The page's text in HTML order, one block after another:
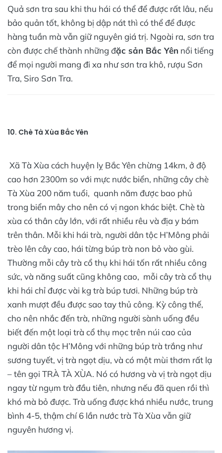
Quả sơn tra sau khi thu hái có thể để được rất lâu, nếu
bảo quản tốt, không bị dập nát thì có thể để được
hàng tuần mà vẫn giữ nguyên giá trị. Ngoài ra, sơn tra
còn được chế thành những đặc sản Bắc Yên nổi tiếng
để mọi người mang đi xa như sơn tra khô, rượu Sơn
Tra, Siro Sơn Tra.
10. Chè Tà Xùa Bắc Yên
Xã Tà Xùa cách huyện lỵ Bắc Yên chừng 14km, ở độ
cao hơn 2300m so với mực nước biển, những cây chè
Tà Xùa 200 năm tuổi, quanh năm được bao phủ
trong biển mây cho nên có vị ngon khác biệt. Chè tà
xùa có thân cây lớn, với rất nhiều rêu và địa y bám
trên thân. Mỗi khi hái trà, người dân tộc H’Mông phải
trèo lên cây cao, hái từng búp trà non bỏ vào gùi.
Thường mỗi cây trà cổ thụ khi hái tốn rất nhiều công
sức, và năng suất cũng không cao, mỗi cây trà cổ thụ
khi hái chỉ được vài kg trà búp tươi. Những búp trà
xanh mượt đều được sao tay thủ công. Kỳ công thế,
cho nên nhắc đến trà, những người sành uống đều
biết đến một loại trà cổ thụ mọc trên núi cao của
người dân tộc H’Mông với những búp trà trắng như
sương tuyết, vị trà ngọt dịu, và có một mùi thơm rất lạ
– tên gọi TRÀ TÀ XÙA. Nó có hương và vị trà ngọt dịu
ngay từ ngụm trà đầu tiên, nhưng nếu đã quen rồi thì
khó mà bỏ được. Trà uống được khá nhiều nước, trung
bình 4-5, thậm chí 6 lần nước trà Tà Xùa vẫn giữ
nguyên hương vị.